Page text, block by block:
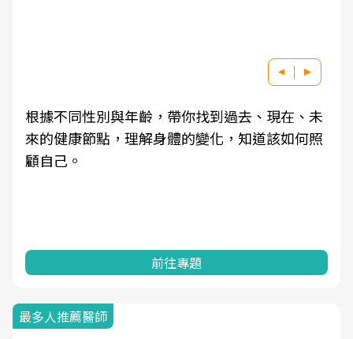
根據不同性別與年齡，帶你找到過去、現在、未
來的健康節點，理解身體的變化，知道該如何照
顧自己。
前往專題
最多人推薦醫師